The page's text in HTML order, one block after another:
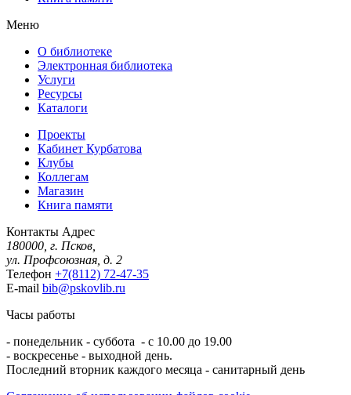
Меню
О библиотеке
Электронная библиотека
Услуги
Ресурсы
Каталоги
Проекты
Кабинет Курбатова
Клубы
Коллегам
Магазин
Книга памяти
Контакты Адрес
180000, г. Псков,
ул. Профсоюзная, д. 2
Телефон +7(8112) 72-47-35
E-mail bib@pskovlib.ru
Часы работы
- понедельник - суббота - с 10.00 до 19.00
- воскресенье - выходной день.
Последний вторник каждого месяца - санитарный день